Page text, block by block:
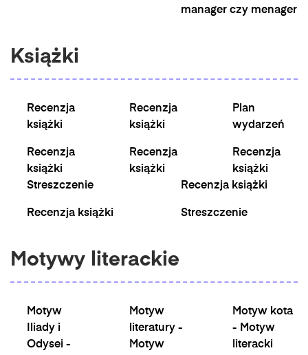
manager czy menager
Książki
Recenzja
książki
Recenzja
książki
Recenzja
książki
Recenzja
książki
Plan
wydarzeń
Recenzja
książki
Streszczenie
Recenzja książki
Recenzja książki
Streszczenie
Motywy literackie
Motyw
Iliady i
Odysei -
Motyw
literatury -
Motyw
Motyw kota
- Motyw
literacki